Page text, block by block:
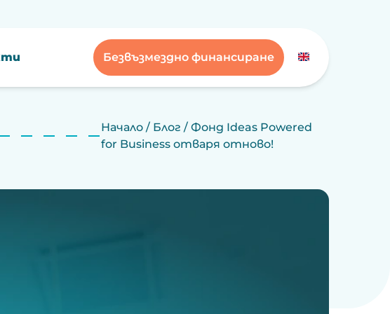
Безвъзмездно финансиране
Начало / Блог /Фонд Ideas Powered
for Business отваря отново!